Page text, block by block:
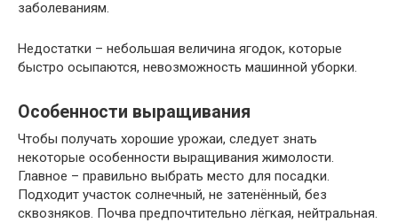
заболеваниям.
Недостатки – небольшая величина ягодок, которые
быстро осыпаются, невозможность машинной уборки.
Особенности выращивания
Чтобы получать хорошие урожаи, следует знать
некоторые особенности выращивания жимолости.
Главное – правильно выбрать место для посадки.
Подходит участок солнечный, не затенённый, без
сквозняков. Почва предпочтительно лёгкая, нейтральная.